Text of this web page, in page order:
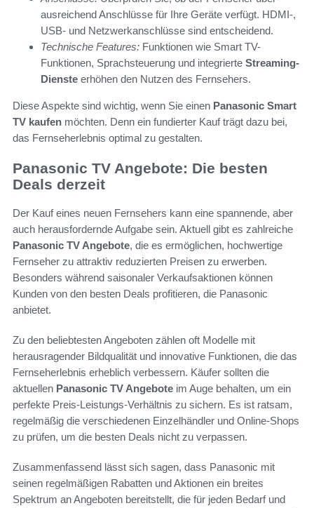
ausreichend Anschlüsse für Ihre Geräte verfügt. HDMI-,
USB- und Netzwerkanschlüsse sind entscheidend.
Technische Features: Funktionen wie Smart TV-
Funktionen, Sprachsteuerung und integrierte Streaming-
Dienste erhöhen den Nutzen des Fernsehers.
Diese Aspekte sind wichtig, wenn Sie einen Panasonic Smart
TV kaufen möchten. Denn ein fundierter Kauf trägt dazu bei,
das Fernseherlebnis optimal zu gestalten.
Panasonic TV Angebote: Die besten
Deals derzeit
Der Kauf eines neuen Fernsehers kann eine spannende, aber
auch herausfordernde Aufgabe sein. Aktuell gibt es zahlreiche
Panasonic TV Angebote, die es ermöglichen, hochwertige
Fernseher zu attraktiv reduzierten Preisen zu erwerben.
Besonders während saisonaler Verkaufsaktionen können
Kunden von den besten Deals profitieren, die Panasonic
anbietet.
Zu den beliebtesten Angeboten zählen oft Modelle mit
herausragender Bildqualität und innovative Funktionen, die das
Fernseherlebnis erheblich verbessern. Käufer sollten die
aktuellen Panasonic TV Angebote im Auge behalten, um ein
perfekte Preis-Leistungs-Verhältnis zu sichern. Es ist ratsam,
regelmäßig die verschiedenen Einzelhändler und Online-Shops
zu prüfen, um die besten Deals nicht zu verpassen.
Zusammenfassend lässt sich sagen, dass Panasonic mit
seinen regelmäßigen Rabatten und Aktionen ein breites
Spektrum an Angeboten bereitstellt, die für jeden Bedarf und